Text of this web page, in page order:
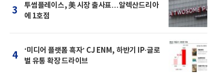
3
투썸플레이스, 美 시장 출사표…알렉산드리아
에 1호점
4
‘미디어 플랫폼 흑자’ CJ ENM, 하반기 IP·글로
벌 유통 확장 드라이브